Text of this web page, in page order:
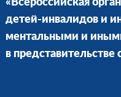
«Всероссийская
детей-инвалидов и
ментальными и
в представительстве